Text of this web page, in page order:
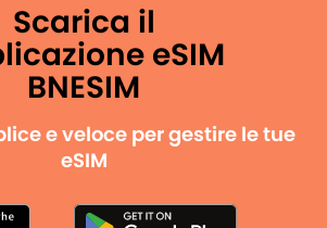
Scarica il
eSIM
BNESIM
e veloce per gestire le tue
eSIM